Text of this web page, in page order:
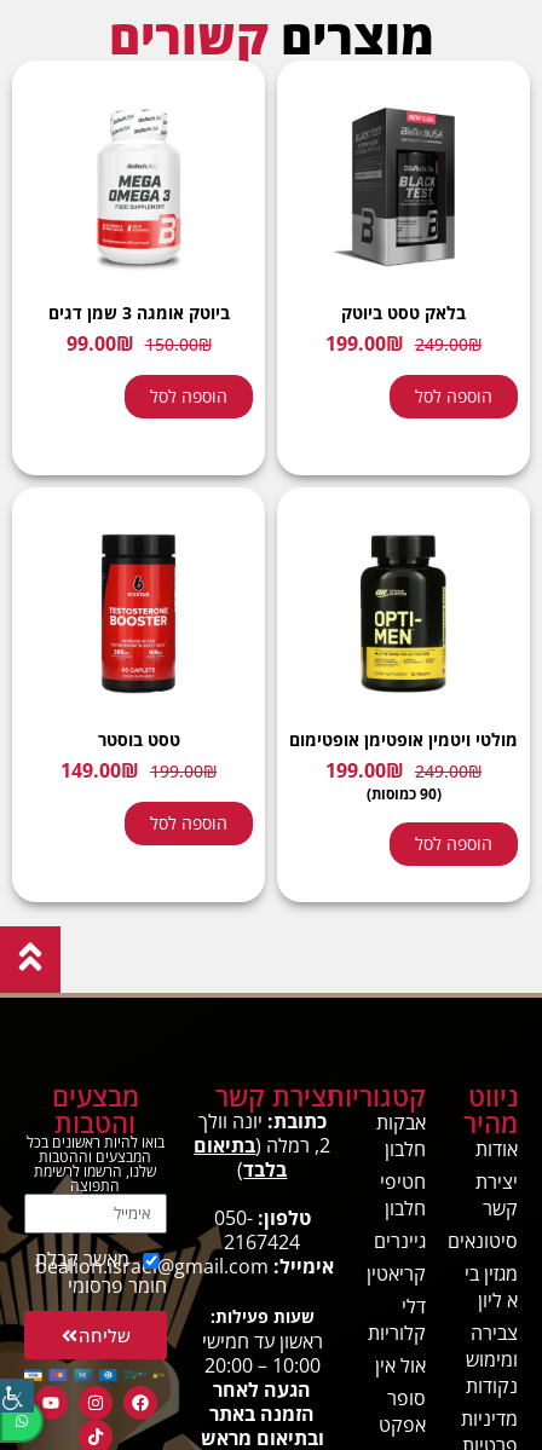
מוצרים קשורים
בלאק טסט ביוטק
249.00₪
199.00₪
הוספה לסל
ביוטק אומגה 3 שמן דגים
150.00₪
99.00₪
הוספה לסל
מולטי ויטמין אופטימן אופטימום
249.00₪
199.00₪
(90 כמוסות)
הוספה לסל
טסט בוסטר
199.00₪
149.00₪
הוספה לסל
ניווט
מהיר
אודות
יצירת
קשר
סיטונאים
מגזין בי
א ליון
צבירה
ומימוש
נקודות
מדיניות
קטגוריות
אבקות
חלבון
חטיפי
חלבון
גיינרים
קריאטין
דלי
קלוריות
אול אין
סופר
אפקט
יצירת קשר
כתובת: יונה וולך
2, רמלה (
בתיאום
בלבד)
טלפון: 050-
2167424
אימייל: bealion.israel@gmail.com
שעות פעילות:
ראשון עד חמישי
10:00 – 20:00
הגעה לאחר
הזמנה באתר
ובתיאום מראש
מבצעים
והטבות
בואו להיות ראשונים בכל
המבצעים וההטבות
שלנו, הרשמו לרשימת
התפוצה
מאשר קבלת
חומר פרסומי
שליחה